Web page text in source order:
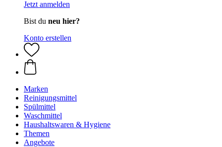
Jetzt anmelden
Bist du neu hier?
Konto erstellen
Marken
Reinigungsmittel
Spülmittel
Waschmittel
Haushaltswaren & Hygiene
Themen
Angebote